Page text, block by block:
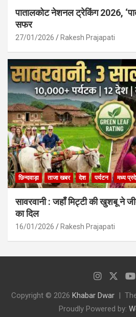
पातालकोट नेशनल ट्रेकिंग 2026,
सफर
27/01/2026 Rakesh Prajapati
छिन्दवाड़ा ताजा खबर देश पर्यटन मध्य
सावरवानी : जहाँ मिट्टी की खुशबू ने
का दिल
16/01/2026 Rakesh Prajapati
Copyright © 2026 Khabar Dwar
Proudly Powered by: